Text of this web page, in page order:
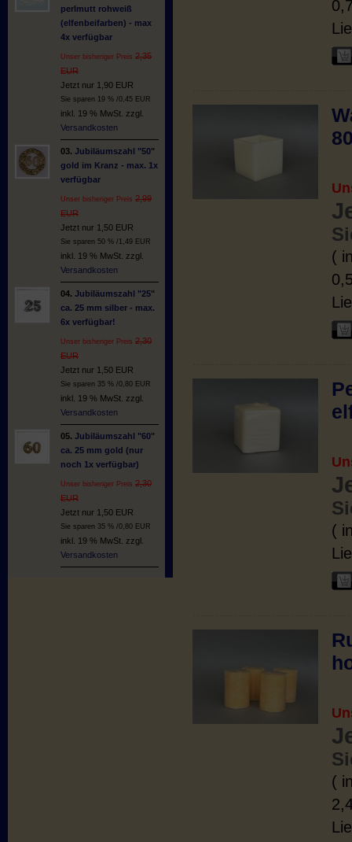
perlmutt rohweiß
(elfenbeifarben) - max
4x verfügbar
Unser bisheriger Preis 2,35
EUR
Jetzt nur 1,90 EUR
Sie sparen 19 % /0,45 EUR
inkl. 19 % MwSt. zzgl.
Versandkosten
03. Jubiläumszahl "50"
gold im Kranz - max. 1x
verfügbar
Unser bisheriger Preis 2,99
EUR
Jetzt nur 1,50 EUR
Sie sparen 50 % /1,49 EUR
inkl. 19 % MwSt. zzgl.
Versandkosten
04. Jubiläumszahl "25"
ca. 25 mm silber - max.
6x verfügbar!
Unser bisheriger Preis 2,30
EUR
Jetzt nur 1,50 EUR
Sie sparen 35 % /0,80 EUR
inkl. 19 % MwSt. zzgl.
Versandkosten
05. Jubiläumszahl "60"
ca. 25 mm gold (nur
noch 1x verfügbar)
Unser bisheriger Preis 2,30
EUR
Jetzt nur 1,50 EUR
Sie sparen 35 % /0,80 EUR
inkl. 19 % MwSt. zzgl.
Versandkosten
(
(
(